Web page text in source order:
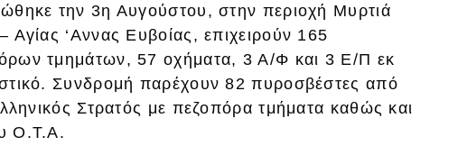
την 3η Αυγούστου, στην περιοχή Μυρτιά
‘Αννας Ευβοίας, επιχειρούν 165
τμημάτων, 57 οχήματα, 3 Α/Φ και 3 Ε/Π εκ
Συνδρομή παρέχουν 82 πυροσβέστες από
Στρατός με πεζοπόρα τμήματα καθώς και
Ο.Τ.Α.